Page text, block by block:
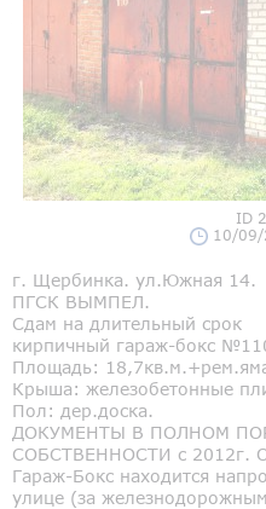
ID
10/
г. Щербинка. ул.Южная 14.
ПГСК ВЫМПЕЛ.
Сдам на длительный срок
кирпичный гараж-бокс
Площадь:
Крыша: железобетонные
Пол: дер.доска.
ДОКУМЕНТЫ В ПОЛНОМ
СОБСТВЕННОСТИ с 2012г.
Гараж-Бокс находится
улице (за